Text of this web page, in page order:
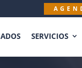
SERVICIOS